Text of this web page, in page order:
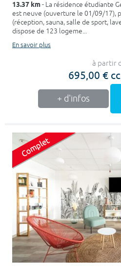
13.37 km- La résidence étudiante
est neuve (ouverture le 01/09/17),
(réception, sauna, salle de sport,
dispose de 123 logeme...
En savoir plus
à partir
695,00 €
+ d'infos